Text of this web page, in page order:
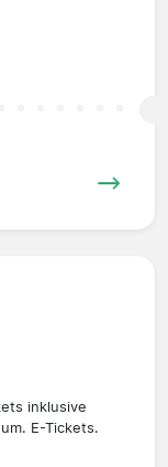
inklusive
E-Tickets.